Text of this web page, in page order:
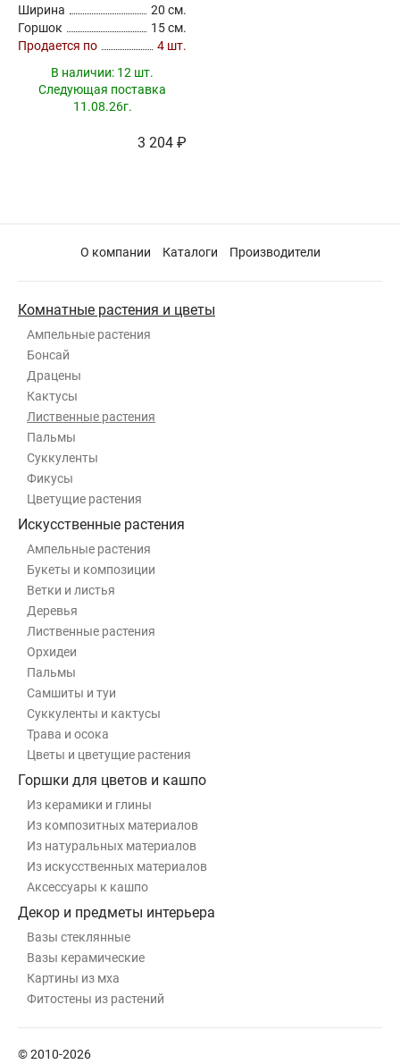
Ширина
20 см.
Горшок
15 см.
Продается по
4 шт.
В наличии: 12 шт.
Следующая поставка
11.08.26г.
3 204 ₽
О компании Каталоги Производители
Комнатные растения и цветы
Ампельные растения
Бонсай
Драцены
Кактусы
Лиственные растения
Пальмы
Суккуленты
Фикусы
Цветущие растения
Искусственные растения
Ампельные растения
Букеты и композиции
Ветки и листья
Деревья
Лиственные растения
Орхидеи
Пальмы
Самшиты и туи
Суккуленты и кактусы
Трава и осока
Цветы и цветущие растения
Горшки для цветов и кашпо
Из керамики и глины
Из композитных материалов
Из натуральных материалов
Из искусственных материалов
Аксессуары к кашпо
Декор и предметы интерьера
Вазы стеклянные
Вазы керамические
Картины из мха
Фитостены из растений
© 2010-2026